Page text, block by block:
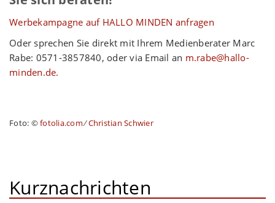
Werbekampagne auf HALLO MINDEN anfragen
Oder sprechen Sie direkt mit Ihrem Medienberater Marc
Rabe: 0571-3857840, oder via Email an m.rabe@hallo-
minden.de.
Foto: ©fotolia.com⁄Christian Schwier
Kurznachrichten